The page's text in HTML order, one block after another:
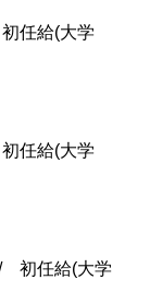
任給(大学
任給(大学
初任給(大学